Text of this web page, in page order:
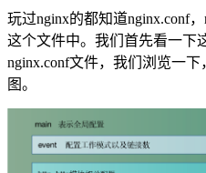
玩过nginx的都知道nginx.conf
这个文件中。我们首先看一下
nginx.conf文件，我们浏览一
图。